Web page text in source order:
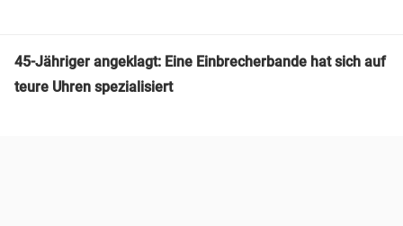
45-Jähriger angeklagt: Eine Einbrecherbande hat sich auf
teure Uhren spezialisiert